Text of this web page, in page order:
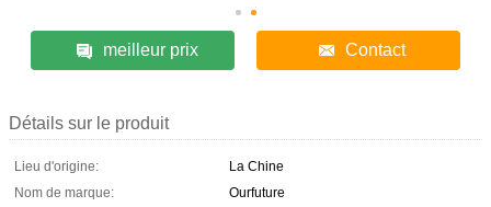
meilleur prix Contact
Détails sur le produit
Lieu d'origine:
La Chine
Nom de marque:
Ourfuture